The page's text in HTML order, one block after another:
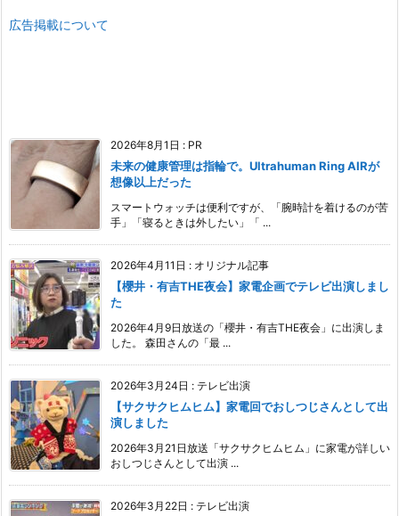
広告掲載について
2026年8月1日 : PR
未来の健康管理は指輪で。Ultrahuman Ring AIRが
想像以上だった
スマートウォッチは便利ですが、「腕時計を着けるのが苦
手」「寝るときは外したい」「 ...
2026年4月11日 : オリジナル記事
【櫻井・有吉THE夜会】家電企画でテレビ出演しまし
た
2026年4月9日放送の「櫻井・有吉THE夜会」に出演しま
した。 森田さんの「最 ...
2026年3月24日 : テレビ出演
【サクサクヒムヒム】家電回でおしつじさんとして出
演しました
2026年3月21日放送「サクサクヒムヒム」に家電が詳しい
おしつじさんとして出演 ...
2026年3月22日 : テレビ出演